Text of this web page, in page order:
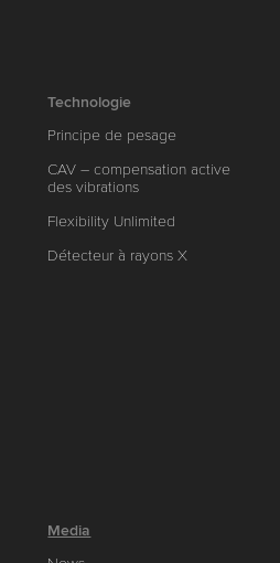
Technologie
Principe de pesage
CAV – compensation active
des vibrations
Flexibility Unlimited
Détecteur à rayons X
Media